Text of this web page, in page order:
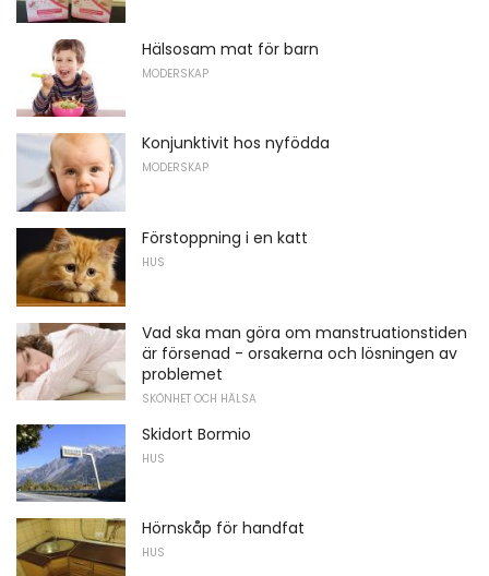
Hälsosam mat för barn
MODERSKAP
Konjunktivit hos nyfödda
MODERSKAP
Förstoppning i en katt
HUS
Vad ska man göra om manstruationstiden
är försenad - orsakerna och lösningen av
problemet
SKÖNHET OCH HÄLSA
Skidort Bormio
HUS
Hörnskåp för handfat
HUS